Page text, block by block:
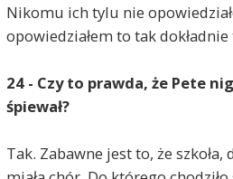
Nikomu ich tylu nie
opowiedziałem to tak
24 - Czy to prawda, że Pete
śpiewał?
Tak. Zabawne jest to, że